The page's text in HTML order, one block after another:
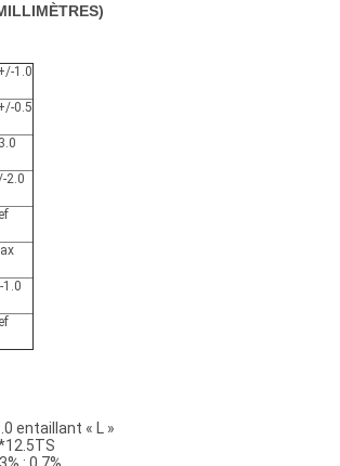
1.0
0.5
2.0
entaillant « L »